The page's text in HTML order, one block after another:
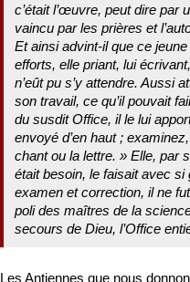
c’était l’œuvre, peut dire par
vaincu par les prières et
Et ainsi advint-il que ce
efforts, elle priant, lui
n’eût pu s’y attendre. Aussi
son travail, ce qu’il pouvait
du susdit Office, il le lui
envoyé d’en haut ;
chant ou la lettre. » Elle, par
était besoin, le faisait avec si
examen et correction, il ne
poli des maîtres de la
secours de Dieu, l’Office
Les Antiennes que nous